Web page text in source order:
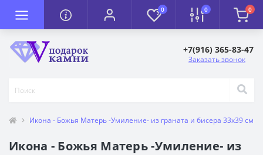
0 0 0
+7(916) 365-83-47
Заказать звонок
Икона - Божья Матерь -Умиление- из граната и бисера 33х39 см
Икона - Божья Матерь -Умиление- из